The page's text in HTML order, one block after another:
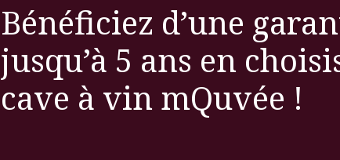
Bénéficiez d’une
jusqu’à 5 ans en
cave à vin mQuvée !